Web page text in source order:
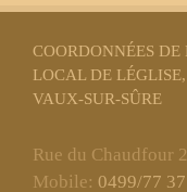
COORDONNÉES DE
LOCAL DE
VAUX-SUR-SÛRE
Rue du Chaudfour
Mobile: 0499/77